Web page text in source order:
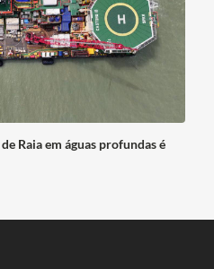
Raia em águas profundas é